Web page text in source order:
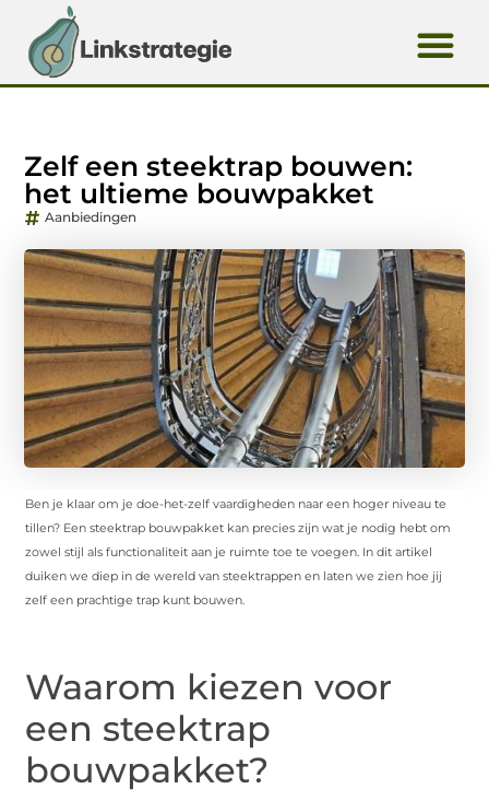
Zelf een steektrap bouwen:
het ultieme bouwpakket
Aanbiedingen
Ben je klaar om je doe-het-zelf vaardigheden naar een hoger niveau te
tillen? Een steektrap bouwpakket kan precies zijn wat je nodig hebt om
zowel stijl als functionaliteit aan je ruimte toe te voegen. In dit artikel
duiken we diep in de wereld van steektrappen en laten we zien hoe jij
zelf een prachtige trap kunt bouwen.
Waarom kiezen voor
een steektrap
bouwpakket?